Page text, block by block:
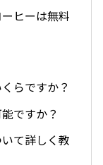
ヒーは無料
らですか？
ですか？
て詳しく教